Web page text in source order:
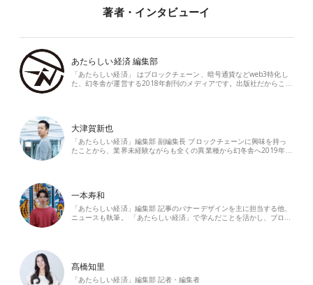
著者・インタビューイ
あたらしい経済 編集部
「あたらしい経済」 はブロックチェーン、暗号通貨などweb3特化し
た、幻冬舎が運営する2018年創刊のメディアです。出版社だからこ…
大津賀新也
「あたらしい経済」編集部 副編集長 ブロックチェーンに興味を持っ
たことから、業界未経験ながらも全くの異業種から幻冬舎へ2019年…
一本寿和
「あたらしい経済」編集部 記事のバナーデザインを主に担当する他、
ニュースも執筆。 「あたらしい経済」で学んだことを活かし、ブロ…
髙橋知里
「あたらしい経済」編集部 記者・編集者